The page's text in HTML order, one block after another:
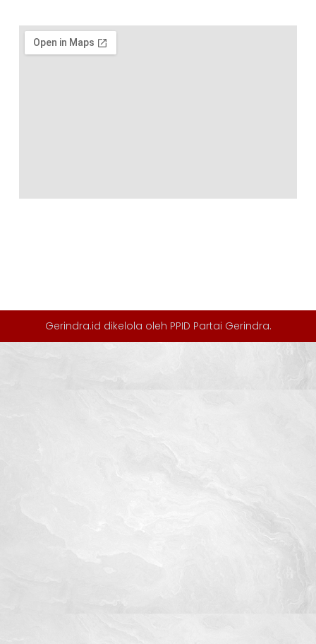
Gerindra.id dikelola oleh PPID Partai Gerindra.